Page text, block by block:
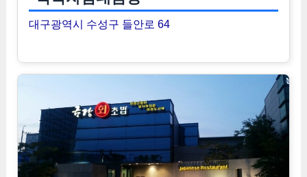
대구광역시 수성구 들안로 64